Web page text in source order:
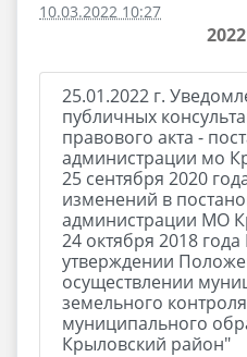
10.03.2022 10:27
25.01.2022 г.
публичных
правового акта -
администрации мо
25 сентября 2020
изменений в
администрации МО
24 октября 2018
утверждении
осуществлении
земельного
муниципального
Крыловский район"